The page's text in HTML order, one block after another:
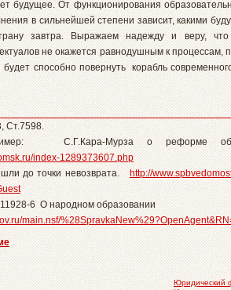
будущее. От функционирования
в сильнейшей степени зависит, какими
завтра. Выражаем надежду и веру, что
не окажется равнодушным к процессам,
способно повернуть корабль
Ст.7598.
С.Г.Кара-Мурза о реформе
index-1289373607.php
до точки невозврата.
http://
6 О народном образовании
main.nsf/
Юридический